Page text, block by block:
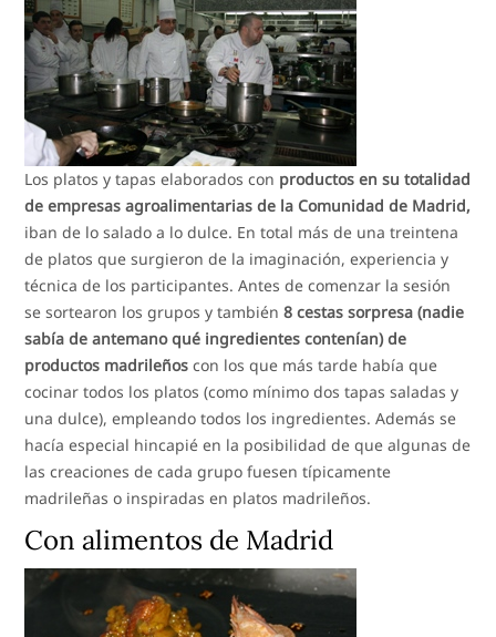
Los platos y tapas elaborados con productos en su totalidad
de empresas agroalimentarias de la Comunidad de Madrid,
iban de lo salado a lo dulce. En total más de una treintena
de platos que surgieron de la imaginación, experiencia y
técnica de los participantes. Antes de comenzar la sesión
se sortearon los grupos y también8 cestas sorpresa (nadie
sabía de antemano qué ingredientes contenían) de
productos madrileños con los que más tarde había que
cocinar todos los platos (como mínimo dos tapas saladas y
una dulce), empleando todos los ingredientes. Además se
hacía especial hincapié en la posibilidad de que algunas de
las creaciones de cada grupo fuesen típicamente
madrileñas o inspiradas en platos madrileños.
Con alimentos de Madrid